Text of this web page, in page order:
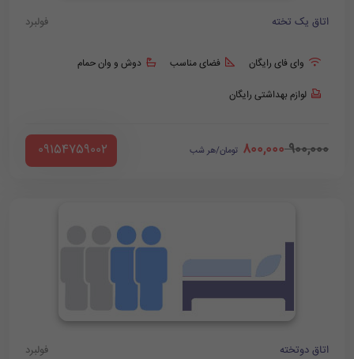
اتاق یک تخته فولبرد
وای فای رایگان فضای مناسب دوش و وان حمام
لوازم بهداشتی رایگان
900,000
800,000 تومان/هر شب ‪ 09154759002
اتاق دوتخته فولبرد